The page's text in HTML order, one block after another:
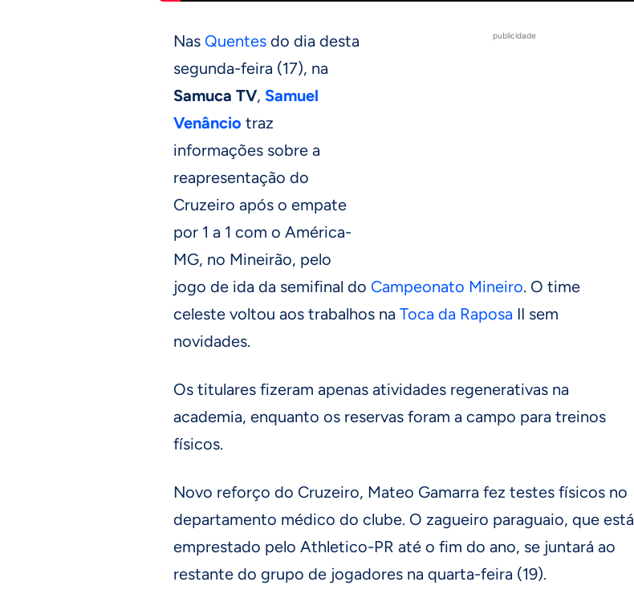
publicidade
Nas Quentes do dia desta
segunda-feira (17), na
Samuca TV, Samuel
Venâncio traz
informações sobre a
reapresentação do
Cruzeiro após o empate
por 1 a 1 com o América-
MG, no Mineirão, pelo
jogo de ida da semifinal do Campeonato Mineiro. O time
celeste voltou aos trabalhos na Toca da Raposa II sem
novidades.
Os titulares fizeram apenas atividades regenerativas na
academia, enquanto os reservas foram a campo para treinos
físicos.
Novo reforço do Cruzeiro, Mateo Gamarra fez testes físicos no
departamento médico do clube. O zagueiro paraguaio, que está
emprestado pelo Athletico-PR até o fim do ano, se juntará ao
restante do grupo de jogadores na quarta-feira (19).